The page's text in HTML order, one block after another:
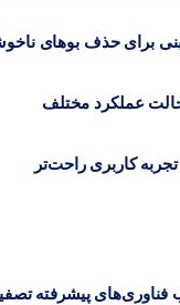
عملکرد مختلف
فناوری‌های پیشرفته